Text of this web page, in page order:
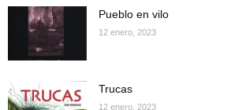
Pueblo en vilo
12 enero, 2023
Trucas
12 enero, 2023